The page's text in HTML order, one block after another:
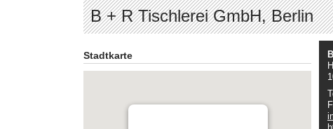
B + R Tischlerei GmbH, Berlin
Stadtkarte